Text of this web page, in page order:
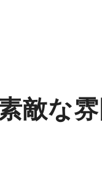
敵な雰